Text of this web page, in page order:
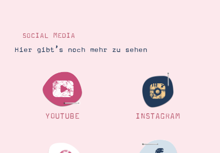
SOCIAL MEDIA
Hier gibt’s noch mehr zu sehen
YOUTUBE INSTAGRAM